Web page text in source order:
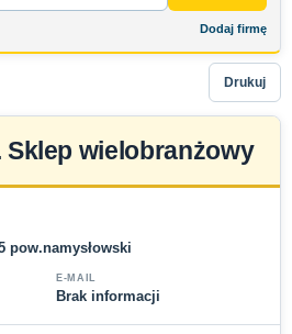
Dodaj firmę
Drukuj
wielobranżowy
pow.namysłowski
E-MAIL
Brak informacji